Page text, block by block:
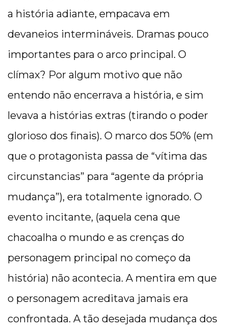
a história adiante, empacava em
devaneios intermináveis. Dramas pouco
importantes para o arco principal. O
clímax? Por algum motivo que não
entendo não encerrava a história, e sim
levava a histórias extras (tirando o poder
glorioso dos finais). O marco dos 50% (em
que o protagonista passa de “vítima das
circunstancias” para “agente da própria
mudança”), era totalmente ignorado. O
evento incitante, (aquela cena que
chacoalha o mundo e as crenças do
personagem principal no começo da
história) não acontecia. A mentira em que
o personagem acreditava jamais era
confrontada. A tão desejada mudança dos